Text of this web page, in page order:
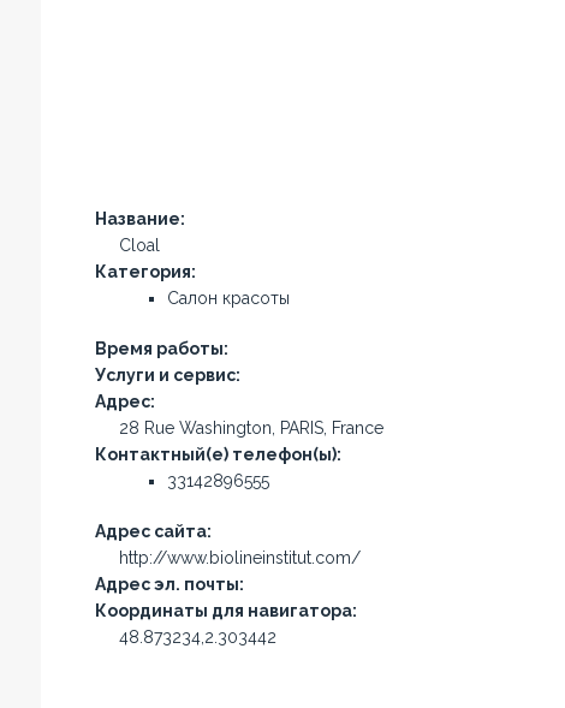
Название:
Cloal
Категория:
Салон красоты
Время работы:
Услуги и сервис:
Адрес:
28 Rue Washington, PARIS, France
Контактный(е) телефон(ы):
33142896555
Адрес сайта:
http://www.biolineinstitut.com/
Адрес эл. почты:
Координаты для навигатора:
48.873234,2.303442